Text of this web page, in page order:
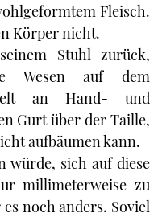
Fleisch.
Körper nicht.
Stuhl zurück,
Wesen auf dem
an Hand- und
Gurt über der Taille,
aufbäumen kann.
würde, sich auf diese
millimeterweise zu
noch anders. Soviel